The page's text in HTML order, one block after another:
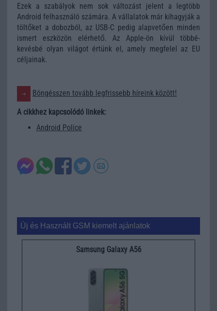
Ezek a szabályok nem sok változást jelent a legtöbb
Android felhasználó számára. A vállalatok már kihagyják a
töltőket a dobozból, az USB-C pedig alapvetően minden
ismert eszközön elérhető. Az Apple-ön kívül többé-
kevésbé olyan világot értünk el, amely megfelel az EU
céljainak.
Böngésszen tovább legfrissebb híreink között!
A cikkhez kapcsolódó linkek:
Android Police
Új és Használt GSM kiemelt ajánlatok
Samsung Galaxy A56